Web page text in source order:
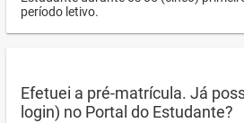
período letivo.
Efetuei a pré-matrícula. Já
login) no Portal do Estudante?